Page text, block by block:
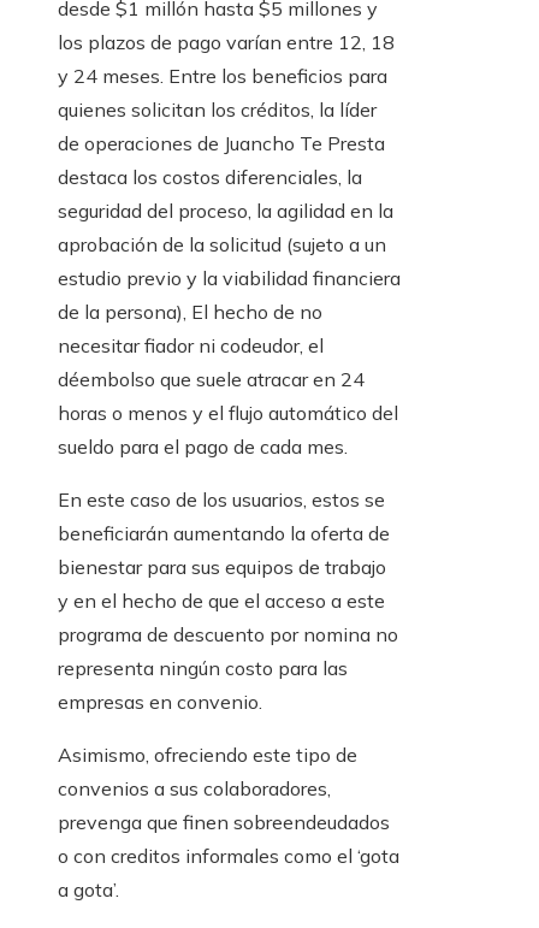
desde $1 millón hasta $5 millones y
los plazos de pago varían entre 12, 18
y 24 meses. Entre los beneficios para
quienes solicitan los créditos, la líder
de operaciones de Juancho Te Presta
destaca los costos diferenciales, la
seguridad del proceso, la agilidad en la
aprobación de la solicitud (sujeto a un
estudio previo y la viabilidad financiera
de la persona), El hecho de no
necesitar fiador ni codeudor, el
déembolso que suele atracar en 24
horas o menos y el flujo automático del
sueldo para el pago de cada mes.
En este caso de los usuarios, estos se
beneficiarán aumentando la oferta de
bienestar para sus equipos de trabajo
y en el hecho de que el acceso a este
programa de descuento por nomina no
representa ningún costo para las
empresas en convenio.
Asimismo, ofreciendo este tipo de
convenios a sus colaboradores,
prevenga que finen sobreendeudados
o con creditos informales como el ‘gota
a gota’.